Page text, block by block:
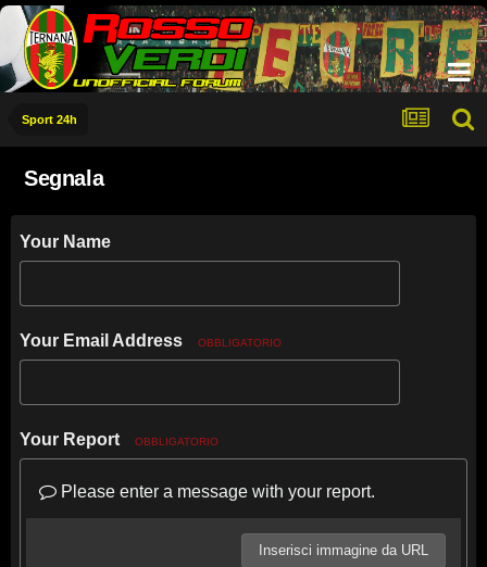
Sport 24h
Segnala
Your Name
Your Email Address OBBLIGATORIO
Your Report OBBLIGATORIO
Please enter a message with your report.
Inserisci immagine da URL